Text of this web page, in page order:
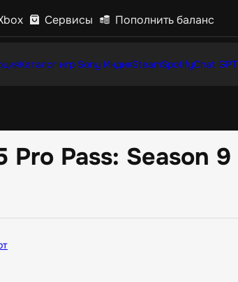
Сервисы Пополнить баланс
Каталог игр Sony ИндияSteamSpotifyChat GPT
Pro Pass: Season 9